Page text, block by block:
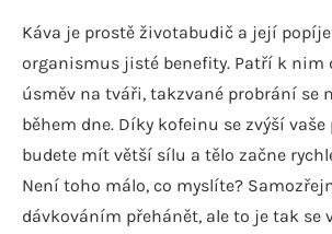
Káva je prostě životabudič a její
organismus jisté benefity. Patří k nim
úsměv na tváři, takzvané probrání se
během dne. Díky kofeinu se zvýší
budete mít větší sílu a tělo začne
Není toho málo, co myslíte?
dávkováním přehánět, ale to je tak se